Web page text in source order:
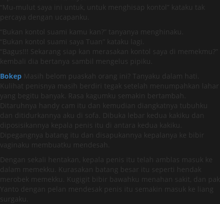
“Mu-mulut saya ini untuk, untuk menghisap kontol” kataku tak
percaya dengan ucapanku.
“Bukan kontol suami kamu kan?” tanyanya menghinaku.
“Bukan kontol suami saya Tuan” kataku lagi.
“Bagus!!! Sekarang siap kan merasakan kontol saya di memekmu?”
kembali dia bertanya sambil mengelus pipiku.
Bokep Masih belom puaskah orang ini? Tanyaku dalam hati.
Kulihat penisnya masih berdiri tegak setelah menumpahkan lahar
yang begitu banyak. Rasa kagumku semakin bertambah.
Ditaruhnya handy cam itu dan kemudian diangkatnya tubuhku
dan ditidurkannya aku di sofa. Dibuka lebar kedua kakiku dan
diposisikannya kepala penis itu di antara kedua kakiku.
Dipegangnya batang itu dan disapukannya kepalanya ke bibir
vaginaku membuatku mendesah.
Dengan sekali hentakan, kepala penis itu telah amblas masuk ke
dalam memekku. Kurasakan batang besar itu seperti hendak
merobek memekku. Kugigit bibir bawahku menahan sakit, dan pak
Yanto dengan pelan mendesak penis itu semakin masuk ke liang
surgaku.